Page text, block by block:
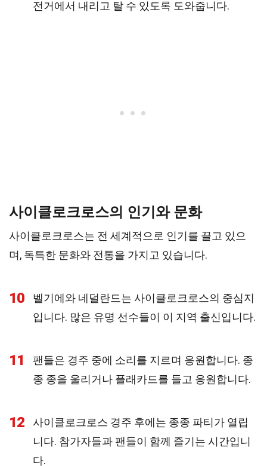
전거에서 내리고 탈 수 있도록 도와줍니다.
사이클로크로스의 인기와 문화
사이클로크로스는 전 세계적으로 인기를 끌고 있으
며, 독특한 문화와 전통을 가지고 있습니다.
10
벨기에와 네덜란드는 사이클로크로스의 중심지
입니다. 많은 유명 선수들이 이 지역 출신입니다.
11
팬들은 경주 중에 소리를 지르며 응원합니다. 종
종 종을 울리거나 플래카드를 들고 응원합니다.
12
사이클로크로스 경주 후에는 종종 파티가 열립
니다. 참가자들과 팬들이 함께 즐기는 시간입니
다.